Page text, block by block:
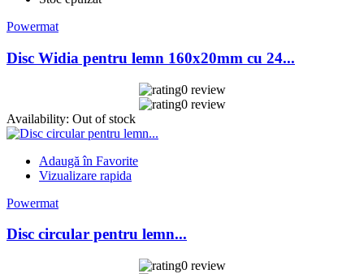
Powermat
Disc Widia pentru lemn 160x20mm cu 24...
0 review
0 review
Availability: Out of stock
Adaugă în Favorite
Vizualizare rapida
Powermat
Disc circular pentru lemn...
0 review